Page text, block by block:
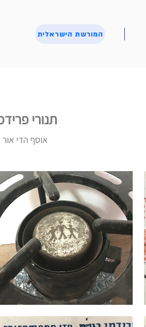
המורשת הישראלית
תנורי
אוסף הדי אור